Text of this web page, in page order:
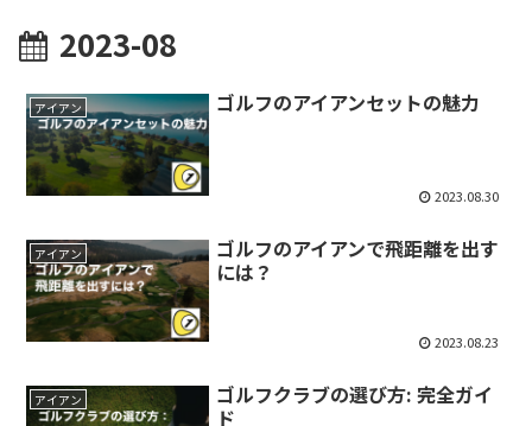
2023-08
アイアン ゴルフのアイアンセットの魅力
2023.08.30
アイアン
ゴルフのアイアンで飛距離を出す
には？
2023.08.23
アイアン
ゴルフクラブの選び方: 完全ガイ
ド